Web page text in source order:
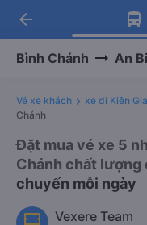
Tải
Nhận
Tải
-30k/
arrow_back
Bình Chánh An
Vé xe khách xe đi Kiên
Chánh
Đặt mua vé xe 5
Chánh chất lượng
chuyến mỗi ngày
Vexere Team